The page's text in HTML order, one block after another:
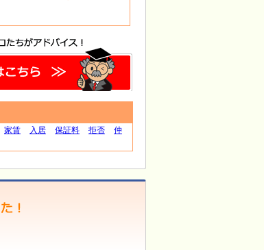
家賃 入居 保証料 拒否
仲